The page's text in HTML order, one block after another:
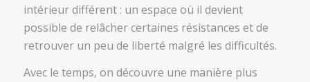
intérieur différent : un espace où il devient
possible de relâcher certaines résistances et de
retrouver un peu de liberté malgré les difficultés.
Avec le temps, on découvre une manière plus